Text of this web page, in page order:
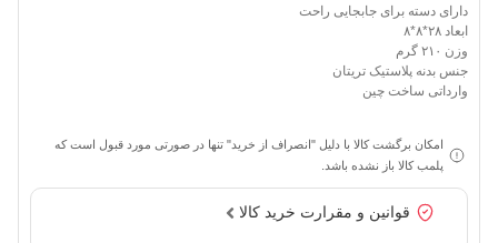
دارای دسته برای جابجایی راحت
ابعاد ۲۸*۸*۸
وزن ۲۱۰ گرم
جنس بدنه پلاستیک تریتان
وارداتی ساخت چین
امکان برگشت کالا با دلیل "انصراف از خرید" تنها در صورتی مورد قبول است که
پلمب کالا باز نشده باشد.
قوانین و مقرارت خرید کالا